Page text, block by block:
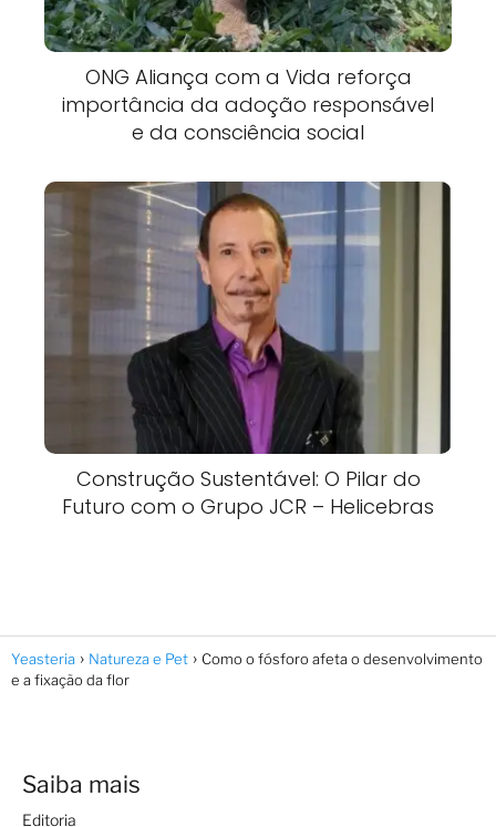
ONG Aliança com a Vida reforça
importância da adoção responsável
e da consciência social
Construção Sustentável: O Pilar do
Futuro com o Grupo JCR – Helicebras
Yeasteria Natureza e Pet
Como o fósforo afeta o desenvolvimento
e a fixação da flor
Saiba mais
Editoria